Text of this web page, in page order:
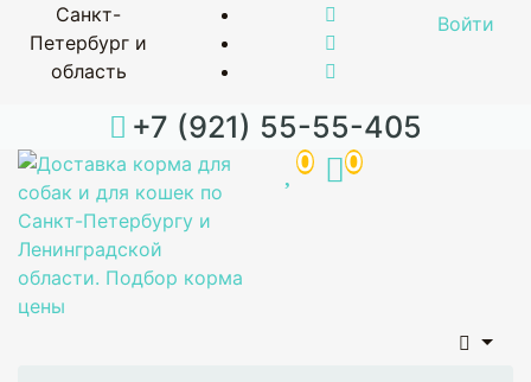
Санкт-
Петербург и
область
Войти
+7 (921) 55-55-405
0 0